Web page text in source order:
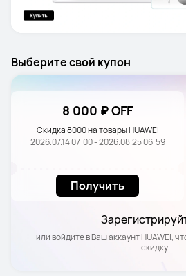
Выберите свой купон
8 000 ₽ OFF
Скидка 8000 на товары HUAWEI
2026.07.14 07:00 - 2026.08.25 06:59
Получить
или войдите в Ваш аккаунт HUAWEI,
скидку.